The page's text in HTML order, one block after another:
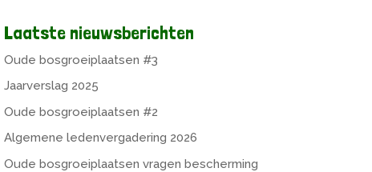
Laatste nieuwsberichten
Oude bosgroeiplaatsen #3
Jaarverslag 2025
Oude bosgroeiplaatsen #2
Algemene ledenvergadering 2026
Oude bosgroeiplaatsen vragen bescherming